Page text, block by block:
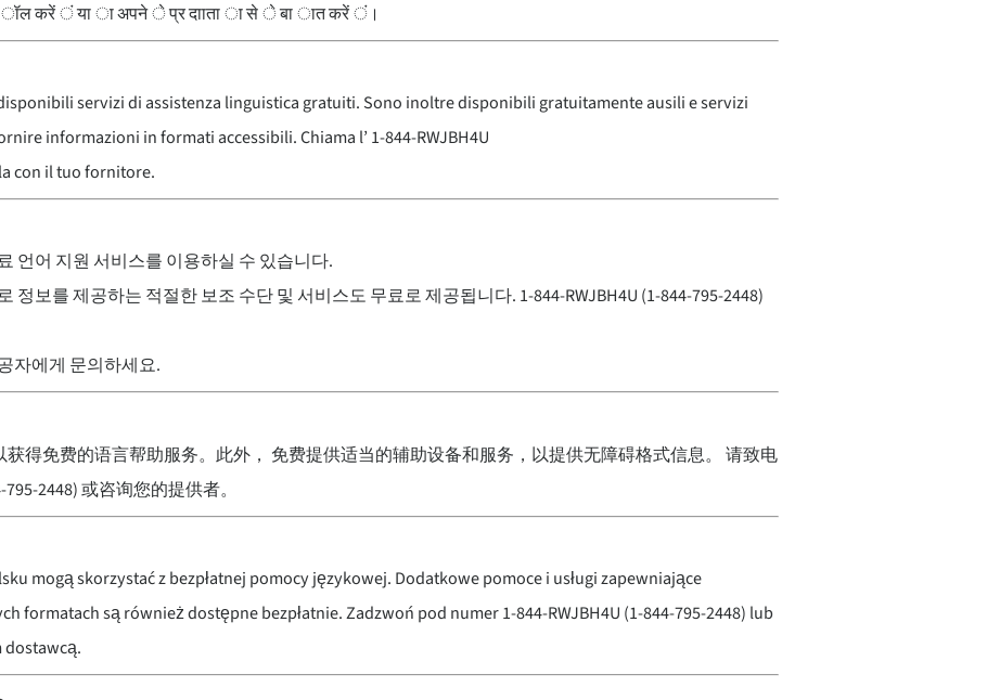
कॉ ॉल करें ं या ा अपने े प्र दााता ा से े बा ात करें ं।
servizi di assistenza linguistica gratuiti. Sono inoltre disponibili gratuitamente ausili e servizi
informazioni in formati accessibili. Chiama l’ 1-844-RWJBH4U
con il tuo fornitore.
언어 지원 서비스를 이용하실 수 있습니다.
정보를 제공하는 적절한 보조 수단 및 서비스도 무료로 제공됩니다. 1-844-RWJBH4U (1-844-795-2448)
자에게 문의하세요.
得免费的语言帮助服务。此外， 免费提供适当的辅助设备和服务，以提供无障碍格式信息。 请致电
795-2448) 或咨询您的提供者。
mogą skorzystać z bezpłatnej pomocy językowej. Dodatkowe pomoce i usługi zapewniające
formatach są również dostępne bezpłatnie. Zadzwoń pod numer 1-844-RWJBH4U (1-844-795-2448) lub
dostawcą.